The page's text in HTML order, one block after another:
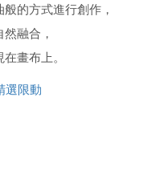
的方式進行創作，
融合，
畫布上。
選限動